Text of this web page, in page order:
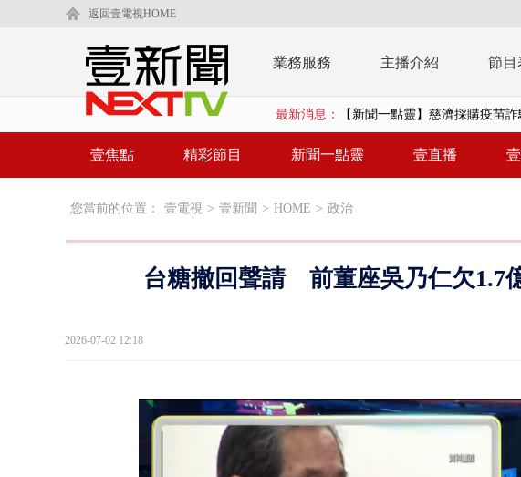
返回壹電視HOME
業務服務 主播介紹 節目
最新消息： 【新聞一點靈】慈濟採購疫苗
蕭美琴赴高雄視察城鎮韌性演
外送員搶快撞直行騎士 恰遇憲
台中水電行清晨火警 現場傳爆
壹焦點 精彩節目 新聞一點靈 壹直播
您當前的位置： 壹電視 > 壹新聞 > HOME > 政治
台糖撤回聲請 前董座吳乃仁欠1.7
2026-07-02 12:18